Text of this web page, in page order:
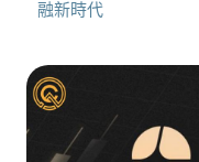
融新時代